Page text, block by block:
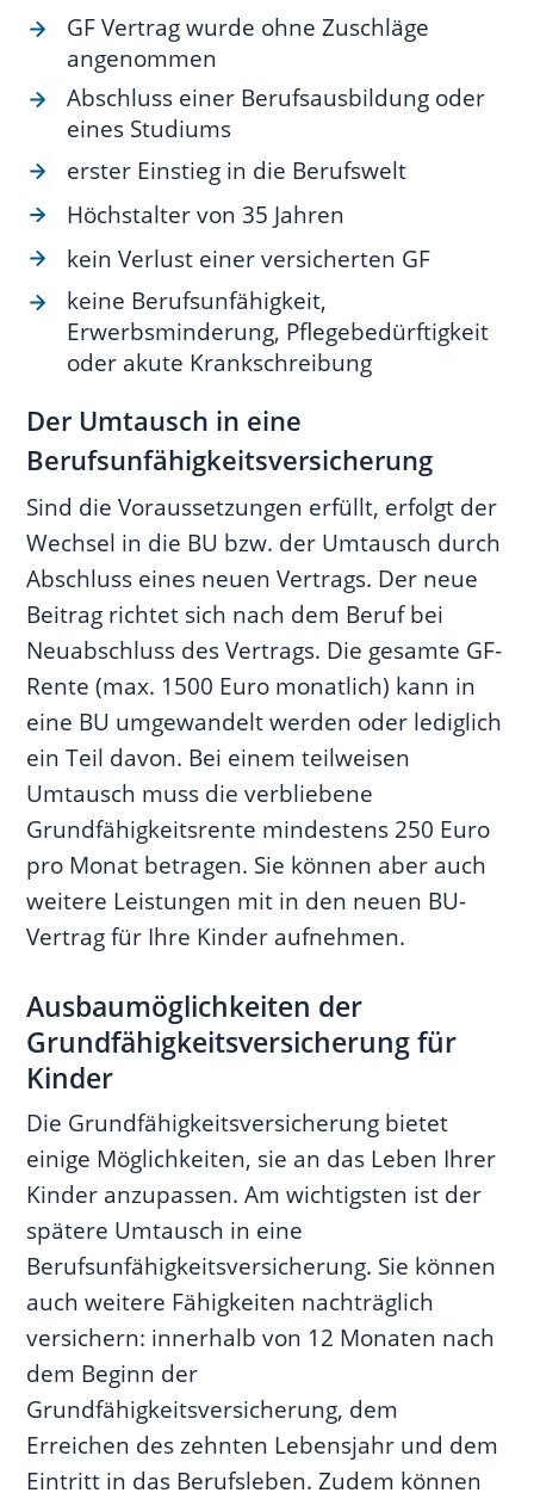
GF Vertrag wurde ohne Zuschläge
angenommen
Abschluss einer Berufsausbildung oder
eines Studiums
erster Einstieg in die Berufswelt
Höchstalter von 35 Jahren
kein Verlust einer versicherten GF
keine Berufsunfähigkeit,
Erwerbsminderung, Pflegebedürftigkeit
oder akute Krankschreibung
Der Umtausch in eine
Berufsunfähigkeitsversicherung
Sind die Voraussetzungen erfüllt, erfolgt der
Wechsel in die BU bzw. der Umtausch durch
Abschluss eines neuen Vertrags. Der neue
Beitrag richtet sich nach dem Beruf bei
Neuabschluss des Vertrags. Die gesamte GF-
Rente (max. 1500 Euro monatlich) kann in
eine BU umgewandelt werden oder lediglich
ein Teil davon. Bei einem teilweisen
Umtausch muss die verbliebene
Grundfähigkeitsrente mindestens 250 Euro
pro Monat betragen. Sie können aber auch
weitere Leistungen mit in den neuen BU-
Vertrag für Ihre Kinder aufnehmen.
Ausbaumöglichkeiten der
Grundfähigkeitsversicherung für
Kinder
Die Grundfähigkeitsversicherung bietet
einige Möglichkeiten, sie an das Leben Ihrer
Kinder anzupassen. Am wichtigsten ist der
spätere Umtausch in eine
Berufsunfähigkeitsversicherung. Sie können
auch weitere Fähigkeiten nachträglich
versichern: innerhalb von 12 Monaten nach
dem Beginn der
Grundfähigkeitsversicherung, dem
Erreichen des zehnten Lebensjahr und dem
Eintritt in das Berufsleben. Zudem können